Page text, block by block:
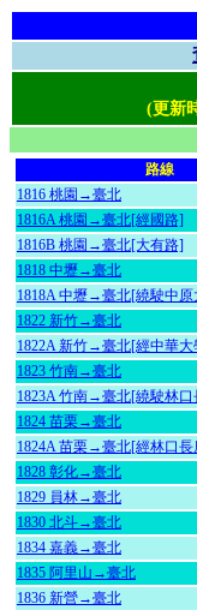
(更新
路線
1816 桃園→臺北
1816A 桃園→臺北[經國路]
1816B 桃園→臺北[大有路]
1818 中壢→臺北
1818A 中壢→臺北[繞駛中原
1822 新竹→臺北
1822A 新竹→臺北[經中華大
1823 竹南→臺北
1823A 竹南→臺北[繞駛林口
1824 苗栗→臺北
1824A 苗栗→臺北[經林口長
1828 彰化→臺北
1829 員林→臺北
1830 北斗→臺北
1834 嘉義→臺北
1835 阿里山→臺北
1836 新營→臺北